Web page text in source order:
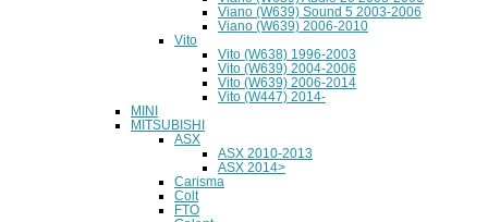
Viano (W639) Sound 5 2003-2006
Viano (W639) 2006-2010
Vito
Vito (W638) 1996-2003
Vito (W639) 2004-2006
Vito (W639) 2006-2014
Vito (W447) 2014-
MINI
MITSUBISHI
ASX
ASX 2010-2013
ASX 2014>
Carisma
Colt
FTO